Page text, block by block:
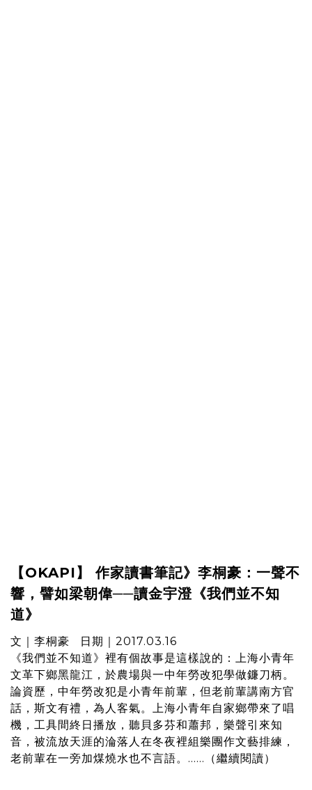
【OKAPI】 作家讀書筆記》李桐豪：一聲不
響，譬如梁朝偉──讀金宇澄《我們並不知
道》
文｜李桐豪 日期｜2017.03.16
《我們並不知道》裡有個故事是這樣說的：上海小青年
文革下鄉黑龍江，於農場與一中年勞改犯學做鐮刀柄。
論資歷，中年勞改犯是小青年前輩，但老前輩講南方官
話，斯文有禮，為人客氣。上海小青年自家鄉帶來了唱
機，工具間終日播放，聽貝多芬和蕭邦，樂聲引來知
音，被流放天涯的淪落人在冬夜裡組樂團作文藝排練，
老前輩在一旁加煤燒水也不言語。......（繼續閱讀）